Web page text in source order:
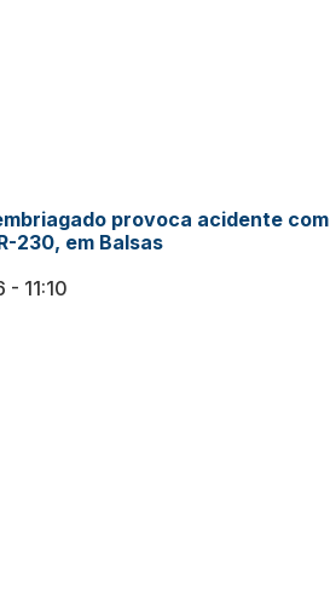
provoca acidente com
230, em Balsas
11:10